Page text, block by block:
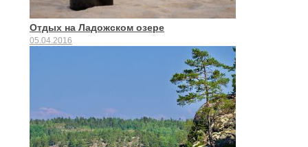
Отдых на Ладожском озере
05.04.2016